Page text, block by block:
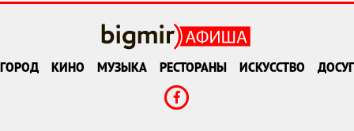
ГОРОД КИНО МУЗЫКА РЕСТОРАНЫ ИСКУССТВО ДОСУГ